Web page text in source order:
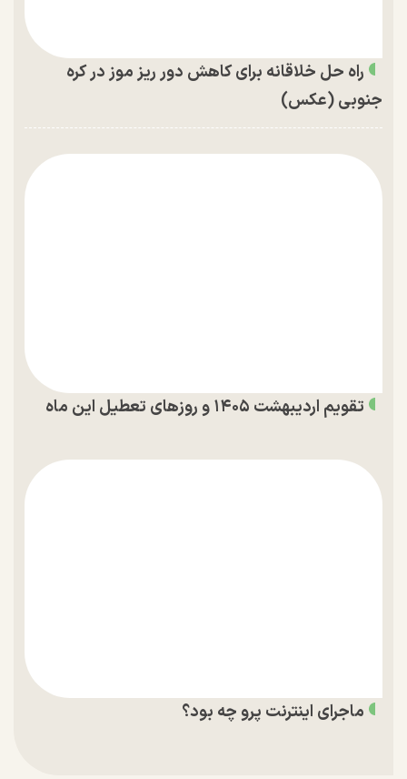
راه حل خلاقانه برای کاهش دور ریز موز در کره
جنوبی (عکس)
تقویم اردیبهشت ۱۴۰۵ و روز‌های تعطیل این ماه
ماجرای اینترنت پرو چه بود؟